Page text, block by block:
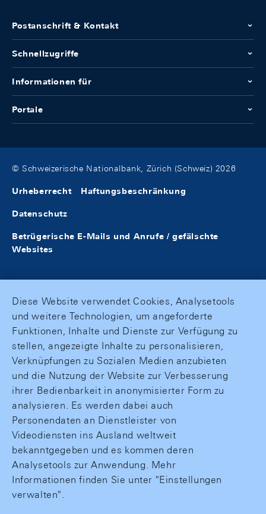
Postanschrift & Kontakt
Schnellzugriffe
Informationen für
Portale
© Schweizerische Nationalbank, Zürich (Schweiz) 2026
Urheberrecht Haftungsbeschränkung
Datenschutz
Betrügerische E-Mails und Anrufe / gefälschte
Websites
Diese Website verwendet Cookies, Analysetools
und weitere Technologien, um angeforderte
Funktionen, Inhalte und Dienste zur Verfügung zu
stellen, angezeigte Inhalte zu personalisieren,
Verknüpfungen zu Sozialen Medien anzubieten
und die Nutzung der Website zur Verbesserung
ihrer Bedienbarkeit in anonymisierter Form zu
analysieren. Es werden dabei auch
Personendaten an Dienstleister von
Videodiensten ins Ausland weltweit
bekanntgegeben und es kommen deren
Analysetools zur Anwendung. Mehr
Informationen finden Sie unter "Einstellungen
verwalten".